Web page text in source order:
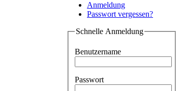
Anmeldung
Passwort vergessen?
Schnelle Anmeldung
Benutzername
Passwort